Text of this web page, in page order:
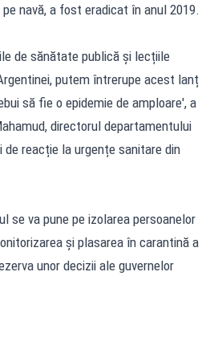
navă, a fost eradicat în anul 2019.
de sănătate publică și lecțiile
putem întrerupe acest lanț
să fie o epidemie de amploare', a
directorul departamentului
de reacție la urgențe sanitare din
se va pune pe izolarea persoanelor
și plasarea în carantină a
unor decizii ale guvernelor